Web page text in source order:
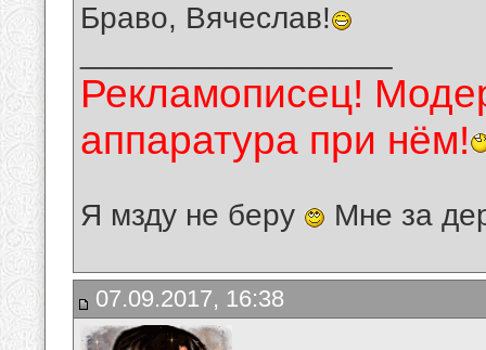
Браво, Вячеслав!
Рекламописец!
аппаратура при нём!
Я мзду не беру Мне за
07.09.2017, 16:38